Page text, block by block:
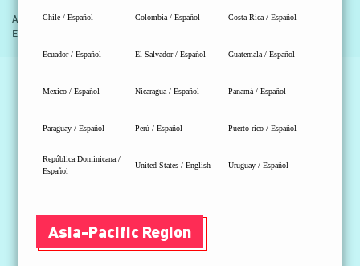
Chile / Español Colombia / Español Costa Rica / Español
Ecuador / Español El Salvador / Español Guatemala / Español
Mexico / Español Nicaragua / Español Panamá / Español
Paraguay / Español Perú / Español Puerto rico / Español
República Dominicana /
Español
United States / English Uruguay / Español
Asia-Pacific Region
Aktionszeitraum: 12. Oktober 2022 - 30. Juni 2023
Einlösezeitraum: 12. Oktober 2022 - 14. Juli 2023
TEILNEHMENDE PRODUKTE